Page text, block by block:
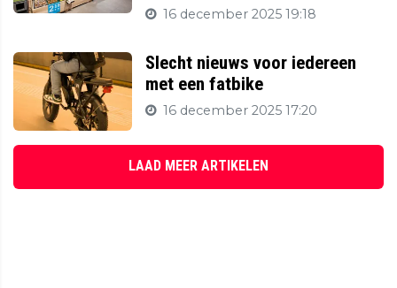
16 december 2025 19:18
Slecht nieuws voor iedereen
met een fatbike
16 december 2025 17:20
LAAD MEER ARTIKELEN